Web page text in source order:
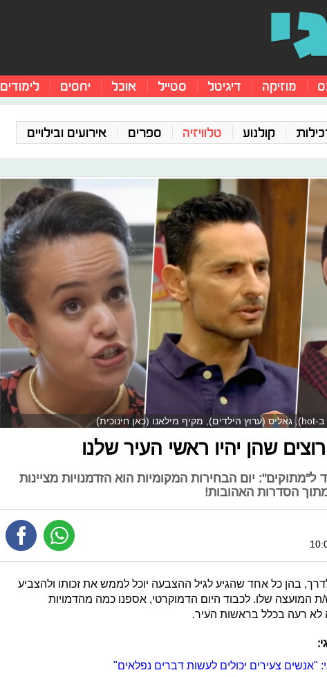
מוזיקה דיגיטל סטייל אוכל יחסים לימודים
קולנוע טלוויזיה ספרים אירועים ובילויים
שהן יהיו ראשי העיר שלנו
יום הבחירות המקומיות הוא הזדמנויות מציינות
הסדרות האהובות!
בהן כל אחד שהגיע לגיל ההצבעה יוכל לממש את זכותו ולהצביע
המועצה שלו. לכבוד היום הדמוקרטי, אספנו כמה מהדמויות
לא רעה בכלל בראשות העיר.
"אנשים צעירים יכולים לעשות דברים נפלאים"